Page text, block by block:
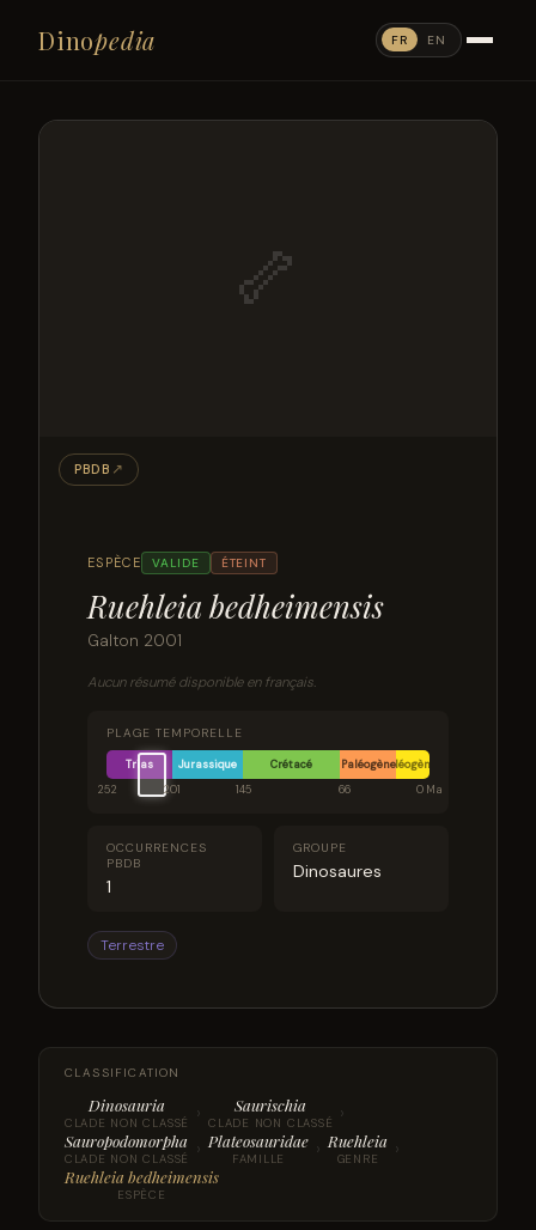
Dinopedia FR EN
ESPÈCE VALIDE ÉTEINT
Ruehleia bedheimensis
Galton 2001
Aucun résumé disponible en français.
PLAGE TEMPORELLE
Trias Jurassique Crétacé PaléogèneNéogène
252
201 145 66 0 Ma
OCCURRENCES
PBDB
1
GROUPE
Dinosaures
Terrestre
🦴
PBDB ↗
CLASSIFICATION
Dinosauria
CLADE NON CLASSÉ › Saurischia
CLADE NON CLASSÉ ›
Sauropodomorpha
CLADE NON CLASSÉ › Plateosauridae
FAMILLE › Ruehleia
GENRE ›
Ruehleia bedheimensis
ESPÈCE